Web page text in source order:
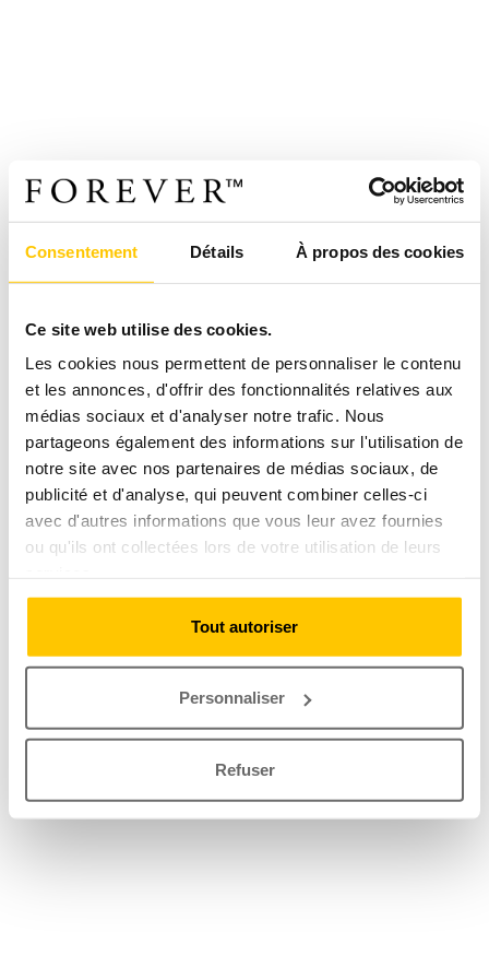
Consentement Détails À propos des cookies
Ce site web utilise des cookies.
Les cookies nous permettent de personnaliser le contenu
et les annonces, d'offrir des fonctionnalités relatives aux
médias sociaux et d'analyser notre trafic. Nous
partageons également des informations sur l'utilisation de
notre site avec nos partenaires de médias sociaux, de
publicité et d'analyse, qui peuvent combiner celles-ci
avec d'autres informations que vous leur avez fournies
ou qu'ils ont collectées lors de votre utilisation de leurs
Tout autoriser
Personnaliser
Refuser